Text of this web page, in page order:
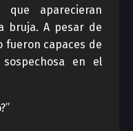
aparecieran
bruja. A pesar de
fueron capaces de
en el